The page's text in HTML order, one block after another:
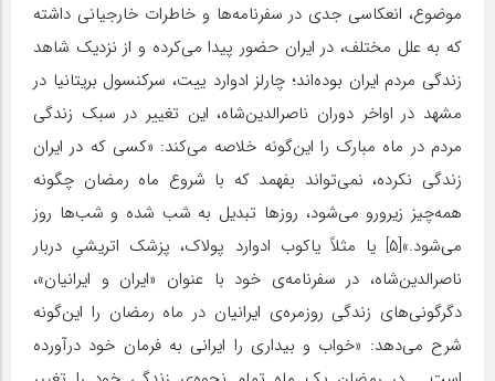
موضوع، انعکاسی جدی در سفرنامه‌ها و خاطرات خارجیانی داشته
که به علل مختلف، در ایران حضور پیدا می‌کرده و از نزدیک شاهد
زندگی مردم ایران بوده‌اند؛ چارلز ادوارد ییت، سرکنسول بریتانیا در
مشهد در اواخر دوران ناصرالدین‌شاه، این تغییر در سبک زندگی
مردم در ماه مبارک را این‌گونه خلاصه می‌کند: «کسی که در ایران
زندگی نکرده، نمی‌تواند بفهمد که با شروع ماه رمضان چگونه
همه‌چیز زیرورو می‌شود، روزها تبدیل به شب شده و شب‌ها روز
می‌شود.»[۵] یا مثلاً یاکوب ادوارد پولاک، پزشک اتریشیِ دربار
ناصرالدین‌شاه، در سفرنامه‌ی خود با عنوان «ایران و ایرانیان»،
دگرگونی‌های زندگی روزمره‌ی ایرانیان در ماه رمضان را این‌گونه
شرح می‌دهد: «خواب و بیداری را ایرانی به فرمان خود درآورده